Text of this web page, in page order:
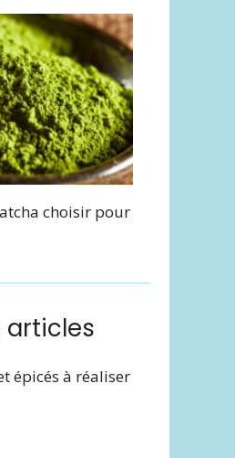
choisir pour
articles
épicés à réaliser